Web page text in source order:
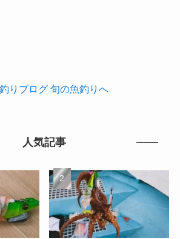
人気記事